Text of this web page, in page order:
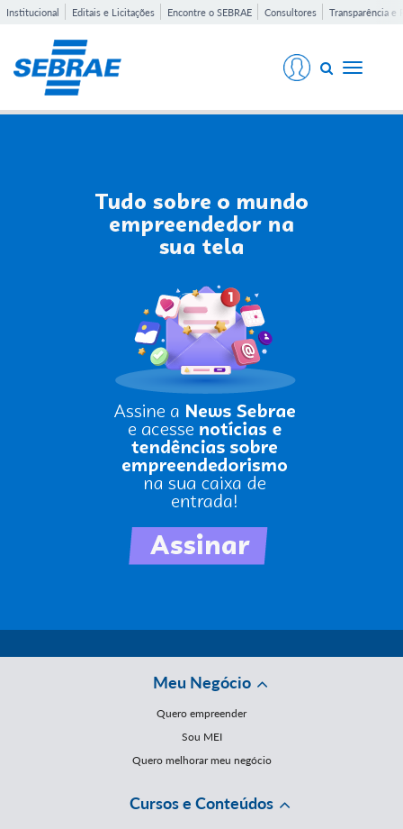
Institucional Editais e Licitações Encontre o SEBRAE Consultores Transparência e
Toggle
Meu Negócio
Quero empreender
Sou MEI
Quero melhorar meu negócio
Cursos e Conteúdos